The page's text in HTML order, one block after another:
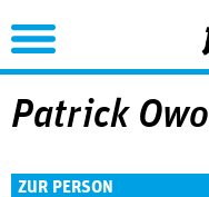
Patrick
ZUR PERSON